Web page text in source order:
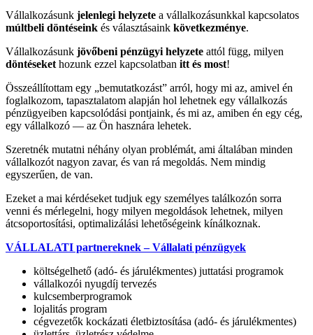
Vállalkozásunk jelenlegi helyzete a vállalkozásunkkal kapcsolatos
múltbeli döntéseink és választásaink következménye.
Vállalkozásunk jövőbeni pénzügyi helyzete attól függ, milyen
döntéseket hozunk ezzel kapcsolatban itt és most!
Összeállítottam egy „bemutatkozást” arról, hogy mi az, amivel én
foglalkozom, tapasztalatom alapján hol lehetnek egy vállalkozás
pénzügyeiben kapcsolódási pontjaink, és mi az, amiben én egy cég,
egy vállalkozó — az Ön hasznára lehetek.
Szeretnék mutatni néhány olyan problémát, ami általában minden
vállalkozót nagyon zavar, és van rá megoldás. Nem mindig
egyszerűen, de van.
Ezeket a mai kérdéseket tudjuk egy személyes találkozón sorra
venni és mérlegelni, hogy milyen megoldások lehetnek, milyen
átcsoportosítási, optimalizálási lehetőségeink kínálkoznak.
VÁLLALATI partnereknek – Vállalati pénzügyek
költségelhető (adó- és járulékmentes) juttatási programok
vállalkozói nyugdíj tervezés
kulcsemberprogramok
lojalitás program
cégvezetők kockázati életbiztosítása (adó- és járulékmentes)